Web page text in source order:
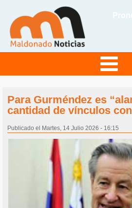
Para Gurméndez es
cantidad de vínculos
Publicado el Martes, 14 Julio 2026 - 16:15